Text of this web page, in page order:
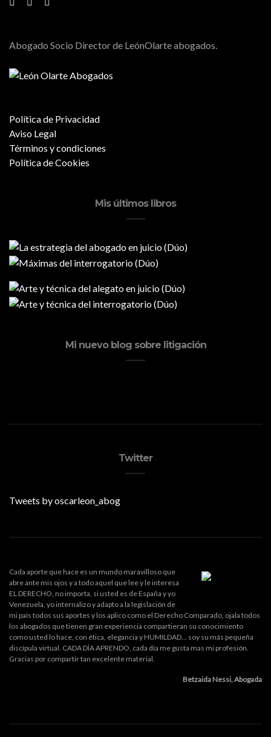
Abogado Socio Director de LeónOlarte abogados.
Política de Privacidad
Aviso Legal
Términos y condiciones
Política de Cookies
Mis últimos libros
Mi nuevo blog sobre litigación
Twitter
Tweets by oscarleon_abog
Cada aporte que hace es un mundo maravilloso que
abre ante mis ojos y a todo aquel que lee y le interesa
EL DERECHO, no importa, si usted es de España y yo
Venezuela, yo internalizo y adapto a la legislación de
mi país todos sus aportes y los aplico como el Derecho Comparado, ojala todos
los abogados que tienen gran experiencia compartieran su conocimiento
como usted lo hace, con ética, elegancia y HUMILDAD... soy su más pequeña
discípula virtual. CADA DÍA APRENDO, cada día me gusta mas mi profesión.
Gracias por compartir tan excelente material.
Betzaida Nessi, Abogada